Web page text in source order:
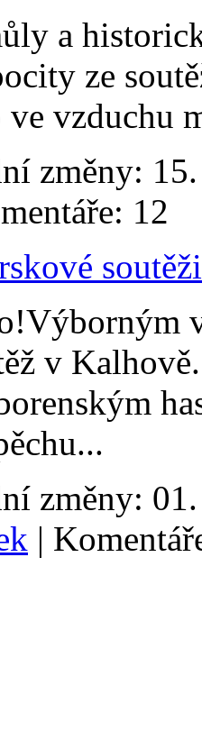
a
ze
ve vzduchu
změny:
12
v
změny:
|